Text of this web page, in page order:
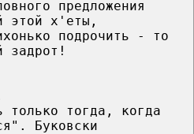
предложения
этой х'еты,
подрочить - то
задрот!
только тогда, когда
Буковски